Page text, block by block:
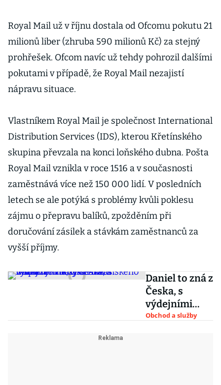
Royal Mail už v říjnu dostala od Ofcomu pokutu 21
milionů liber (zhruba 590 milionů Kč) za stejný
prohřešek. Ofcom navíc už tehdy pohrozil dalšími
pokutami v případě, že Royal Mail nezajistí
nápravu situace.
Vlastníkem Royal Mail je společnost International
Distribution Services (IDS), kterou Křetínského
skupina převzala na konci loňského dubna. Pošta
Royal Mail vznikla v roce 1516 a v současnosti
zaměstnává více než 150 000 lidí. V posledních
letech se ale potýká s problémy kvůli poklesu
zájmu o přepravu balíků, zpožděním při
doručování zásilek a stávkám zaměstnanců za
vyšší příjmy.
Daniel to zná z
Česka, s
výdejními
boxy se u vás
Obchod a služby